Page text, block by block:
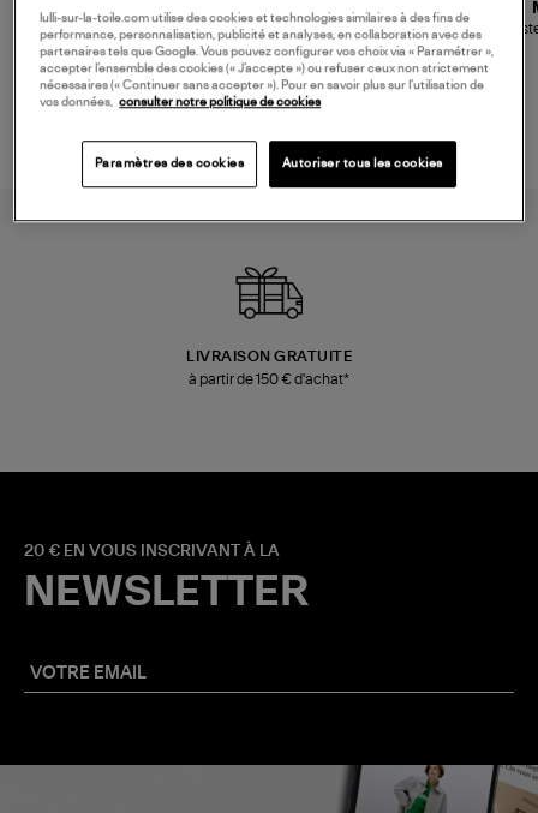
480,00 €
JEROME DREYFUSS
Sac Bobi S Cuir Lamé
Champagne
189,00 €
TORAL
Mocassins Killian Sport
Mousse
LIVRAISON GRATUITE
à partir de 150 € d'achat*
20 € EN VOUS INSCRIVANT À LA
NEWSLETTER
lulli-sur-la-toile.com utilise des cookies et technologies similaires à des fins de
performance, personnalisation, publicité et analyses, en collaboration avec des
partenaires tels que Google. Vous pouvez configurer vos choix via « Paramétrer »,
accepter l’ensemble des cookies (« J’accepte ») ou refuser ceux non strictement
nécessaires (« Continuer sans accepter »). Pour en savoir plus sur l’utilisation de
vos données, consulter notre politique de cookies
Paramètres des cookies Autoriser tous les cookies